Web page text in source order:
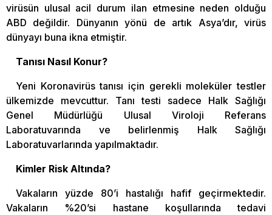
virüsün ulusal acil durum ilan etmesine neden olduğu
ABD değildir. Dünyanın yönü de artık Asya’dır, virüs
dünyayı buna ikna etmiştir.
Tanısı Nasıl Konur?
Yeni Koronavirüs tanısı için gerekli moleküler testler
ülkemizde mevcuttur. Tanı testi sadece Halk Sağlığı
Genel Müdürlüğü Ulusal Viroloji Referans
Laboratuvarında ve belirlenmiş Halk Sağlığı
Laboratuvarlarında yapılmaktadır.
Kimler Risk Altında?
Vakaların yüzde 80’i hastalığı hafif geçirmektedir.
Vakaların %20’si hastane koşullarında tedavi